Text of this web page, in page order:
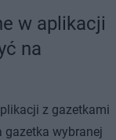
w aplikacji
na
z gazetkami
gazetka wybranej